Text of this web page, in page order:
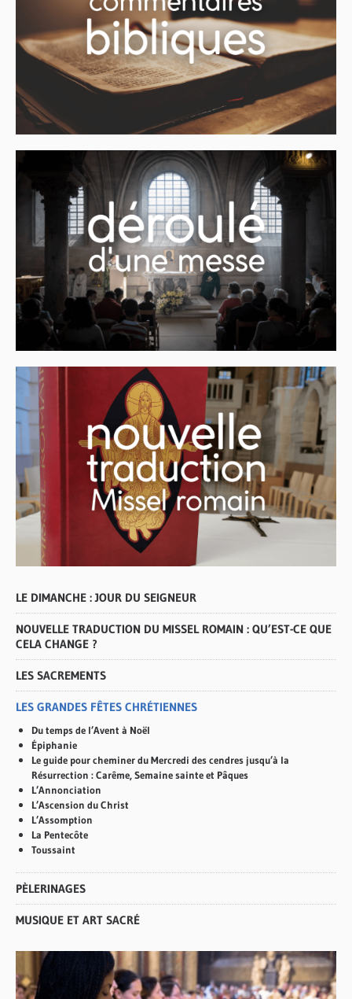
LE DIMANCHE : JOUR DU SEIGNEUR
NOUVELLE TRADUCTION DU MISSEL ROMAIN : QU’EST-CE QUE
CELA CHANGE ?
LES SACREMENTS
LES GRANDES FÊTES CHRÉTIENNES
Du temps de l’Avent à Noël
Épiphanie
Le guide pour cheminer du Mercredi des cendres jusqu’à la
Résurrection : Carême, Semaine sainte et Pâques
L’Annonciation
L’Ascension du Christ
L’Assomption
La Pentecôte
Toussaint
PÈLERINAGES
MUSIQUE ET ART SACRÉ